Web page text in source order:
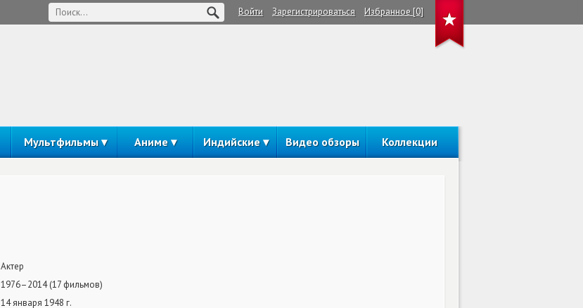
Войти Зарегистрироваться Избранное [0]
Мультфильмы Аниме Индийские Видео обзоры Коллекции
Актер
1976–2014 (17 фильмов)
14 января 1948 г.